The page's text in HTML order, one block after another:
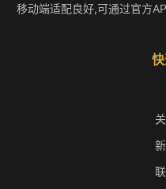
移动端适配良好,可通过官方